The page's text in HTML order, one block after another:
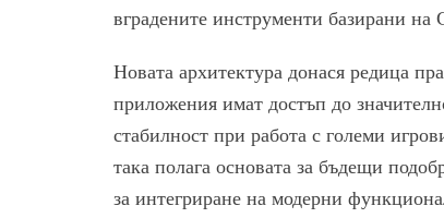
вградените инструменти базирани на
Новата архитектура донася редица
приложения имат достъп до
стабилност при работа с големи
така полага основата за бъдещи
за интегриране на модерни